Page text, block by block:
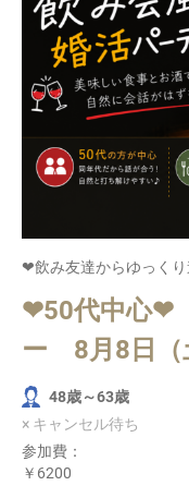
❤飲み友達からゆっく
❤50代中心❤
ー 8月8日（
48歳～63歳
× キャンセル待ち
参加費：
￥6200